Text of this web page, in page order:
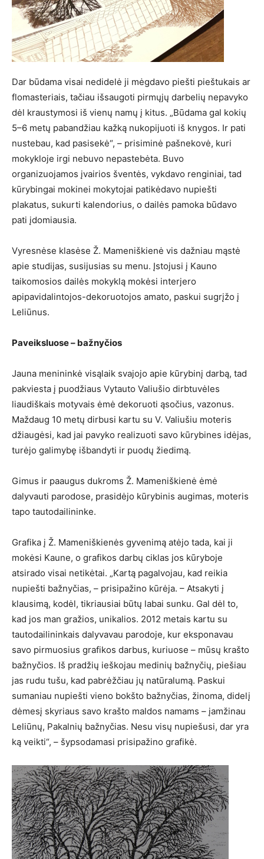
Dar būdama visai nedidelė ji mėgdavo piešti pieštukais ar
flomasteriais, tačiau išsaugoti pirmųjų darbelių nepavyko
dėl kraustymosi iš vienų namų į kitus. „Būdama gal kokių
5–6 metų pabandžiau kažką nukopijuoti iš knygos. Ir pati
nustebau, kad pasisekė“, – prisiminė pašnekovė, kuri
mokykloje irgi nebuvo nepastebėta. Buvo
organizuojamos įvairios šventės, vykdavo renginiai, tad
kūrybingai mokinei mokytojai patikėdavo nupiešti
plakatus, sukurti kalendorius, o dailės pamoka būdavo
pati įdomiausia.
Vyresnėse klasėse Ž. Mameniškienė vis dažniau mąstė
apie studijas, susijusias su menu. Įstojusi į Kauno
taikomosios dailės mokyklą mokėsi interjero
apipavidalintojos-dekoruotojos amato, paskui sugrįžo į
Leliūnus.
Paveiksluose – bažnyčios
Jauna menininkė visąlaik svajojo apie kūrybinį darbą, tad
pakviesta į puodžiaus Vytauto Valiušio dirbtuvėles
liaudiškais motyvais ėmė dekoruoti ąsočius, vazonus.
Maždaug 10 metų dirbusi kartu su V. Valiušiu moteris
džiaugėsi, kad jai pavyko realizuoti savo kūrybines idėjas,
turėjo galimybę išbandyti ir puodų žiedimą.
Gimus ir paaugus dukroms Ž. Mameniškienė ėmė
dalyvauti parodose, prasidėjo kūrybinis augimas, moteris
tapo tautodailininke.
Grafika į Ž. Mameniškienės gyvenimą atėjo tada, kai ji
mokėsi Kaune, o grafikos darbų ciklas jos kūryboje
atsirado visai netikėtai. „Kartą pagalvojau, kad reikia
nupiešti bažnyčias, – prisipažino kūrėja. – Atsakyti į
klausimą, kodėl, tikriausiai būtų labai sunku. Gal dėl to,
kad jos man gražios, unikalios. 2012 metais kartu su
tautodailininkais dalyvavau parodoje, kur eksponavau
savo pirmuosius grafikos darbus, kuriuose – mūsų krašto
bažnyčios. Iš pradžių ieškojau medinių bažnyčių, piešiau
jas rudu tušu, kad pabrėžčiau jų natūralumą. Paskui
sumaniau nupiešti vieno bokšto bažnyčias, žinoma, didelį
dėmesį skyriaus savo krašto maldos namams – įamžinau
Leliūnų, Pakalnių bažnyčias. Nesu visų nupiešusi, dar yra
ką veikti“, – šypsodamasi prisipažino grafikė.